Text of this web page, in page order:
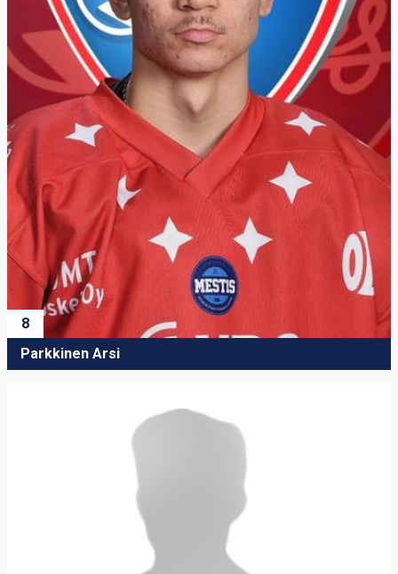
8
Parkkinen Arsi